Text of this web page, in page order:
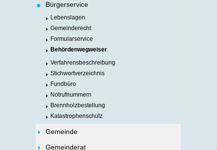
Bürgerservice
Lebenslagen
Gemeinderecht
Formularservice
Behördenwegweiser
Verfahrensbeschreibung
Stichwortverzeichnis
Fundbüro
Notrufnummern
Brennholzbestellung
Katastrophenschutz
Gemeinde
Gemeinderat